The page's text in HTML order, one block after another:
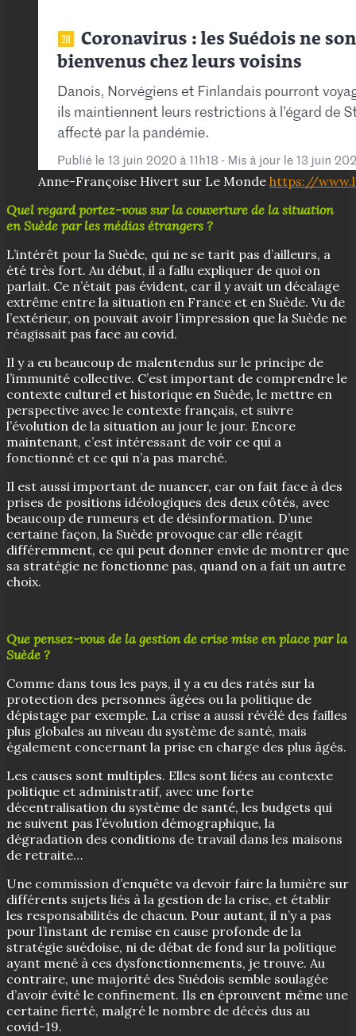
Anne-Françoise Hivert sur Le Monde https://
Quel regard portez-vous sur la couverture de la situation
en Suède par les médias étrangers ?
L’intérêt pour la Suède, qui ne se tarit pas d’ailleurs, a
été très fort. Au début, il a fallu expliquer de quoi on
parlait. Ce n’était pas évident, car il y avait un décalage
extrême entre la situation en France et en Suède. Vu de
l’extérieur, on pouvait avoir l’impression que la Suède ne
réagissait pas face au covid.
Il y a eu beaucoup de malentendus sur le principe de
l’immunité collective. C’est important de comprendre le
contexte culturel et historique en Suède, le mettre en
perspective avec le contexte français, et suivre
l’évolution de la situation au jour le jour. Encore
maintenant, c’est intéressant de voir ce qui a
fonctionné et ce qui n’a pas marché.
Il est aussi important de nuancer, car on fait face à des
prises de positions idéologiques des deux côtés, avec
beaucoup de rumeurs et de désinformation. D’une
certaine façon, la Suède provoque car elle réagit
différemment, ce qui peut donner envie de montrer que
sa stratégie ne fonctionne pas, quand on a fait un autre
choix.
Que pensez-vous de la gestion de crise mise en place par la
Suède ?
Comme dans tous les pays, il y a eu des ratés sur la
protection des personnes âgées ou la politique de
dépistage par exemple. La crise a aussi révélé des failles
plus globales au niveau du système de santé, mais
également concernant la prise en charge des plus âgés.
Les causes sont multiples. Elles sont liées au contexte
politique et administratif, avec une forte
décentralisation du système de santé, les budgets qui
ne suivent pas l’évolution démographique, la
dégradation des conditions de travail dans les maisons
de retraite…
Une commission d’enquête va devoir faire la lumière sur
différents sujets liés à la gestion de la crise, et établir
les responsabilités de chacun. Pour autant, il n’y a pas
pour l’instant de remise en cause profonde de la
stratégie suédoise, ni de débat de fond sur la politique
ayant mené à ces dysfonctionnements, je trouve. Au
contraire, une majorité des Suédois semble soulagée
d’avoir évité le confinement. Ils en éprouvent même une
certaine fierté, malgré le nombre de décès dus au
covid-19.